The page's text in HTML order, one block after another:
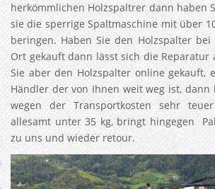
herkömmlichen Holzspaltrer dann haben
sie die sperrige Spaltmaschine mit über
beringen. Haben Sie den Holzspalter
Ort gekauft dann lässt sich die Reparatur
Sie aber den Holzspalter online gekauft,
Händler der von Ihnen weit weg ist, dann
wegen der Transportkosten sehr
allesamt unter 35 kg, bringt hingegen
zu uns und wieder retour.